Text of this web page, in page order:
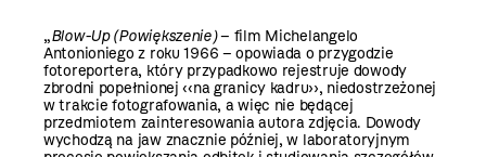
„Blow-Up (Powiększenie)– film Michelangelo
Antonioniego z roku 1966 – opowiada o przygodzie
fotoreportera, który przypadkowo rejestruje dowody
zbrodni popełnionej ‹‹na granicy kadru››, niedostrzeżonej
w trakcie fotografowania, a więc nie będącej
przedmiotem zainteresowania autora zdjęcia. Dowody
wychodzą na jaw znacznie później, w laboratoryjnym